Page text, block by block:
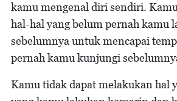
kamu mengenal diri sendiri.
hal-hal yang belum pernah kamu
sebelumnya untuk mencapai
pernah kamu kunjungi
Kamu tidak dapat melakukan hal